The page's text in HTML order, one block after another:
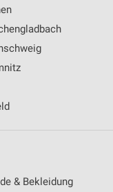
& Bekleidung